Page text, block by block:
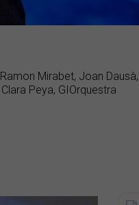
Mirabet, Joan
Peya, GIOrquestra